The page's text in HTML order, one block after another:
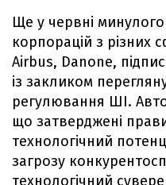
Ще у червні
корпорацій з різних
Airbus, Danone,
із закликом
регулювання ШІ.
що затверджені
технологічний
загрозу
технологічний